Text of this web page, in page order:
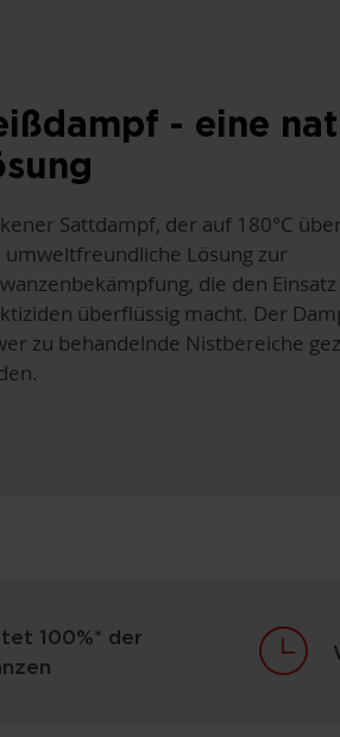
- eine
Sattdampf, der auf 180°C
umweltfreundliche Lösung zur
die den
überflüssig macht. Der
zu behandelnde Nistbereiche
100%* der